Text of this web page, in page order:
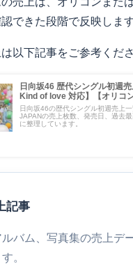
できた段階で反映します
以下記事をご参考くだ
日向坂46 歴代シングル初週
Kind of love 対応】【オリコ
日向坂46の歴代シングル初週売上
JAPANの売上枚数、発売日、過去
に整理しています。
記事
バム、写真集の売上デ
。